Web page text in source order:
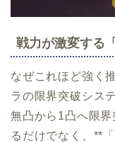
戦力が激変する
なぜこれほど強く
ラの限界突破シス
無凸から1凸へ限
るだけでなく、**